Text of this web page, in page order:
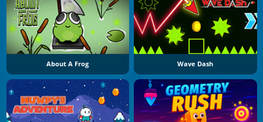
About A Frog Wave Dash